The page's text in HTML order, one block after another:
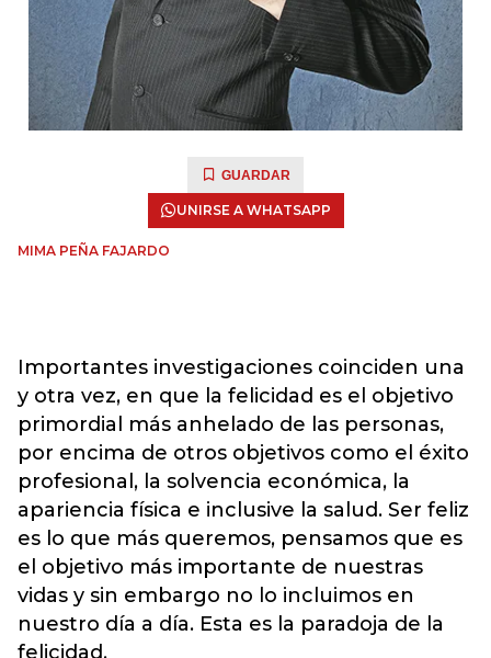
GUARDAR
UNIRSE A WHATSAPP
MIMA PEÑA FAJARDO
Importantes investigaciones coinciden una
y otra vez, en que la felicidad es el objetivo
primordial más anhelado de las personas,
por encima de otros objetivos como el éxito
profesional, la solvencia económica, la
apariencia física e inclusive la salud. Ser feliz
es lo que más queremos, pensamos que es
el objetivo más importante de nuestras
vidas y sin embargo no lo incluimos en
nuestro día a día. Esta es la paradoja de la
felicidad.